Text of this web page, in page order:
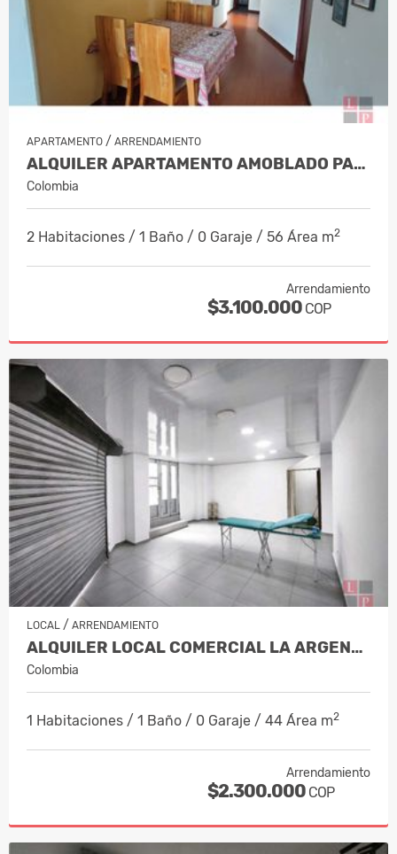
APARTAMENTO / ARRENDAMIENTO
ALQUILER APARTAMENTO AMOBLADO PALER…
Colombia
2 Habitaciones / 1 Baño / 0 Garaje / 56 Área m2
Arrendamiento
$3.100.000 COP
LOCAL / ARRENDAMIENTO
ALQUILER LOCAL COMERCIAL LA ARGENTINA…
Colombia
1 Habitaciones / 1 Baño / 0 Garaje / 44 Área m2
Arrendamiento
$2.300.000 COP